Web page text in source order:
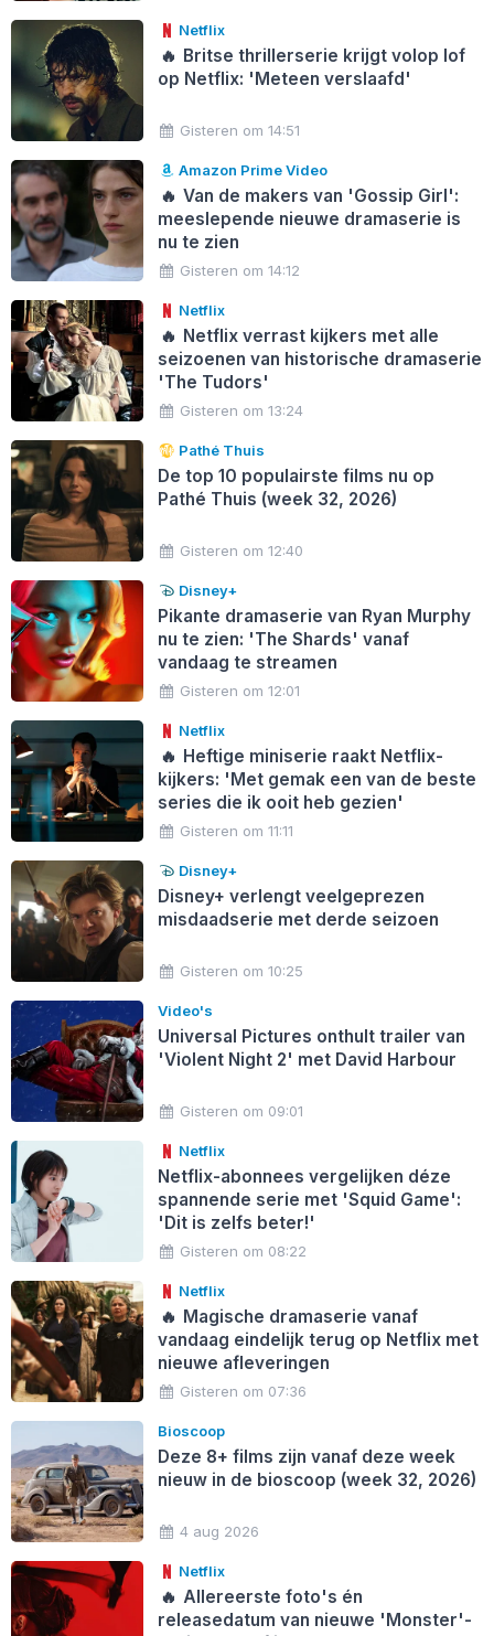
Netflix
🔥 Britse thrillerserie krijgt volop lof
op Netflix: 'Meteen verslaafd'
Gisteren om 14:51
Amazon Prime Video
🔥 Van de makers van 'Gossip Girl':
meeslepende nieuwe dramaserie is
nu te zien
Gisteren om 14:12
Netflix
🔥 Netflix verrast kijkers met alle
seizoenen van historische dramaserie
'The Tudors'
Gisteren om 13:24
Pathé Thuis
De top 10 populairste films nu op
Pathé Thuis (week 32, 2026)
Gisteren om 12:40
Disney+
Pikante dramaserie van Ryan Murphy
nu te zien: 'The Shards' vanaf
vandaag te streamen
Gisteren om 12:01
Netflix
🔥 Heftige miniserie raakt Netflix-
kijkers: 'Met gemak een van de beste
series die ik ooit heb gezien'
Gisteren om 11:11
Disney+
Disney+ verlengt veelgeprezen
misdaadserie met derde seizoen
Gisteren om 10:25
Video's
Universal Pictures onthult trailer van
'Violent Night 2' met David Harbour
Gisteren om 09:01
Netflix
Netflix-abonnees vergelijken déze
spannende serie met 'Squid Game':
'Dit is zelfs beter!'
Gisteren om 08:22
Netflix
🔥 Magische dramaserie vanaf
vandaag eindelijk terug op Netflix met
nieuwe afleveringen
Gisteren om 07:36
Bioscoop
Deze 8+ films zijn vanaf deze week
nieuw in de bioscoop (week 32, 2026)
4 aug 2026
Netflix
🔥 Allereerste foto's én
releasedatum van nieuwe 'Monster'-